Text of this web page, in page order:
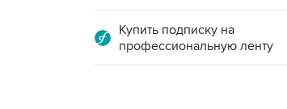
Купить подписку на
профессиональную ленту